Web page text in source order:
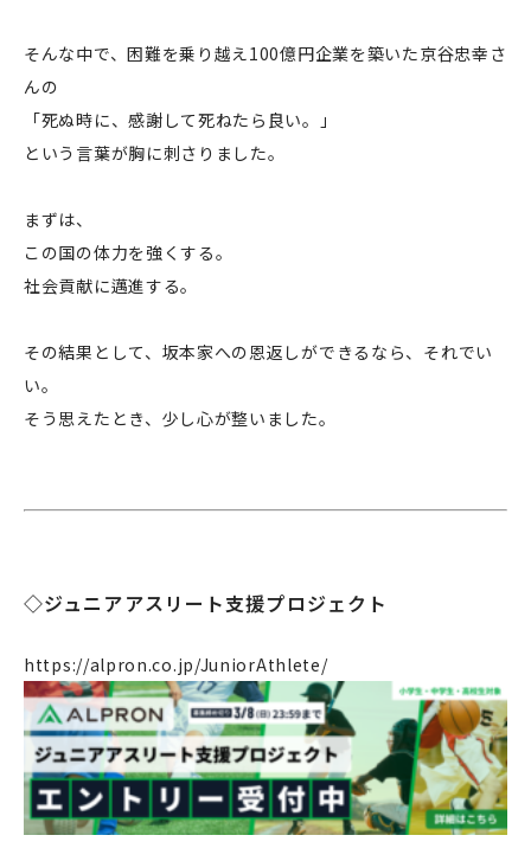
そんな中で、困難を乗り越え100億円企業を築いた京谷忠幸さ
んの
「死ぬ時に、感謝して死ねたら良い。」
という言葉が胸に刺さりました。
まずは、
この国の体力を強くする。
社会貢献に邁進する。
その結果として、坂本家への恩返しができるなら、それでい
い。
そう思えたとき、少し心が整いました。
◇ジュニアアスリート支援プロジェクト
https://alpron.co.jp/JuniorAthlete/